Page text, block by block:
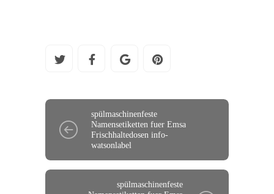
spülmaschinenfeste
Namensetiketten fuer Emsa
Frischhaltedosen info-
watsonlabel
spülmaschinenfeste